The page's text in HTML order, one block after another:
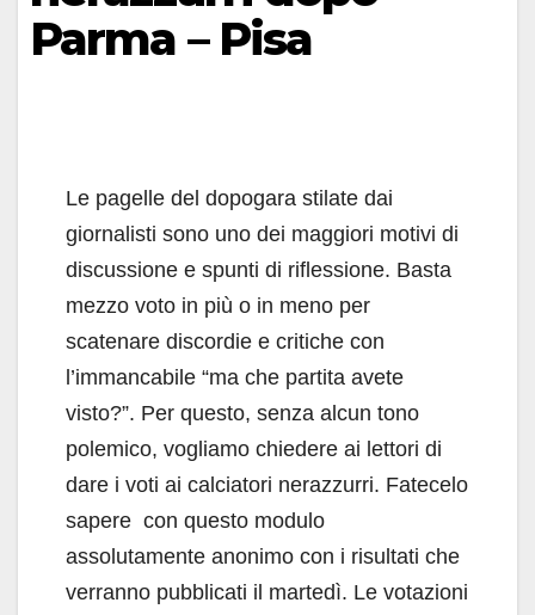
Parma – Pisa
Le pagelle del dopogara stilate dai
giornalisti sono uno dei maggiori motivi di
discussione e spunti di riflessione. Basta
mezzo voto in più o in meno per
scatenare discordie e critiche con
l’immancabile “ma che partita avete
visto?”. Per questo, senza alcun tono
polemico, vogliamo chiedere ai lettori di
dare i voti ai calciatori nerazzurri. Fatecelo
sapere con questo modulo
assolutamente anonimo con i risultati che
verranno pubblicati il martedì. Le votazioni